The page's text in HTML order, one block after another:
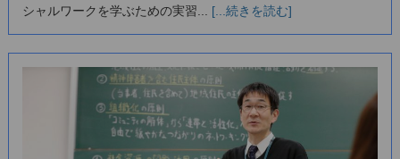
シャルワークを学ぶための実習... [...続きを読む]